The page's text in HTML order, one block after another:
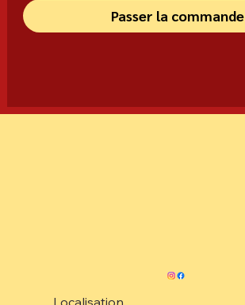
Passer la commande
Localisation